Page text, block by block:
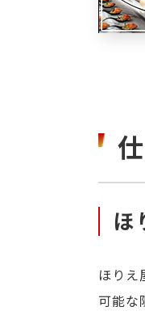
ほ
ほりえ
可能な